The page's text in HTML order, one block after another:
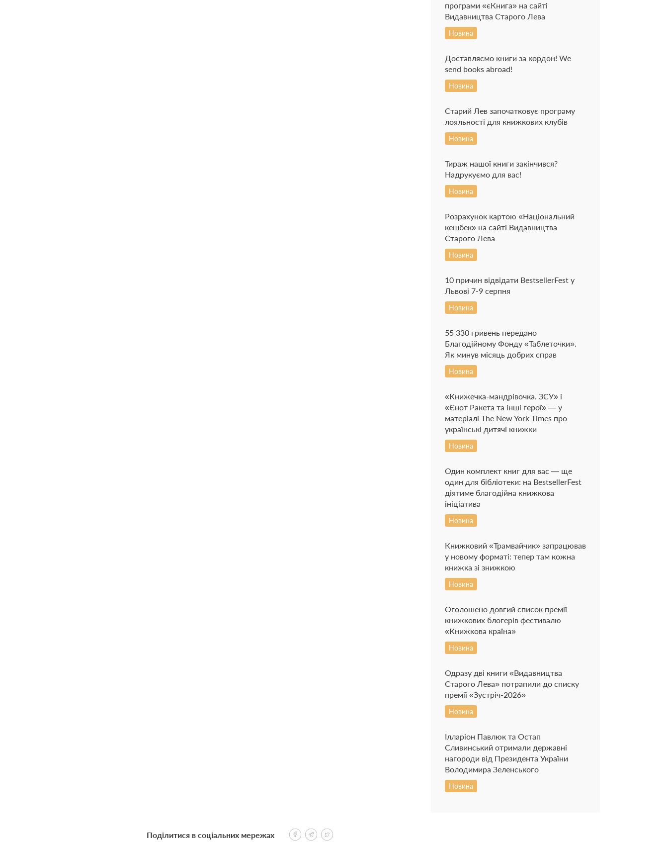
програми «єКнига» на сайті
Видавництва Старого Лева
Новина
Доставляємо книги за кордон! We
send books abroad!
Новина
Старий Лев започатковує програму
лояльності для книжкових клубів
Новина
Тираж нашої книги закінчився?
Надрукуємо для вас!
Новина
Розрахунок картою «Національний
кешбек» на сайті Видавництва
Старого Лева
Новина
10 причин відвідати BestsellerFest у
Львові 7-9 серпня
Новина
55 330 гривень передано
Благодійному Фонду «Таблеточки».
Як минув місяць добрих справ
Новина
«Книжечка-мандрівочка. ЗСУ» і
«Єнот Ракета та інші герої» — у
матеріалі The New York Times про
українські дитячі книжки
Новина
Один комплект книг для вас — ще
один для бібліотеки: на BestsellerFest
діятиме благодійна книжкова
ініціатива
Новина
Книжковий «Трамвайчик» запрацював
у новому форматі: тепер там кожна
книжка зі знижкою
Новина
Оголошено довгий список премії
книжкових блогерів фестивалю
«Книжкова країна»
Новина
Одразу дві книги «Видавництва
Старого Лева» потрапили до списку
премії «Зустріч-2026»
Новина
Ілларіон Павлюк та Остап
Сливинський отримали державні
нагороди від Президента України
Володимира Зеленського
Новина
Поділитися в соціальних мережах